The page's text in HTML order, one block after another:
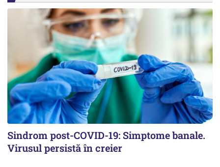
Sindrom post-COVID-19: Simptome banale.
Virusul persistă în creier